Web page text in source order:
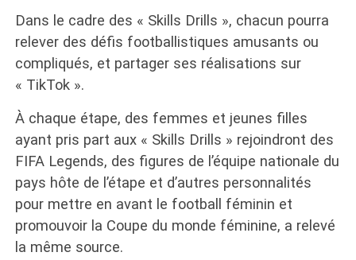
Dans le cadre des « Skills Drills », chacun pourra
relever des défis footballistiques amusants ou
compliqués, et partager ses réalisations sur
« TikTok ».
À chaque étape, des femmes et jeunes filles
ayant pris part aux « Skills Drills » rejoindront des
FIFA Legends, des figures de l’équipe nationale du
pays hôte de l’étape et d’autres personnalités
pour mettre en avant le football féminin et
promouvoir la Coupe du monde féminine, a relevé
la même source.